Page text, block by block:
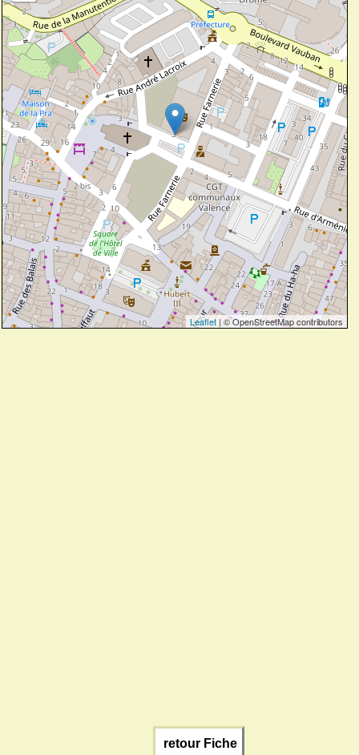
Leaflet | © OpenStreetMap contributors
retour Fiche